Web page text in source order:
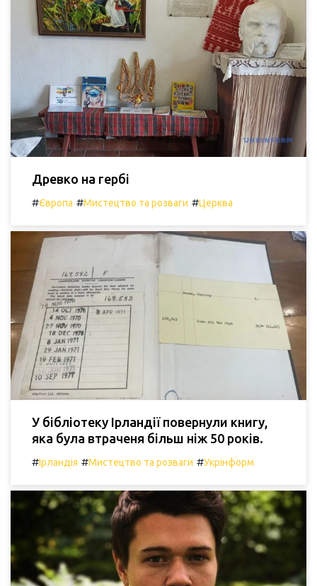
Древко на гербі
#Європа #Мистецтво та розваги #Церква
У бібліотеку Ірландії повернули книгу,
яка була втраченя більш ніж 50 років.
#Ірландія #Мистецтво та розваги #Укрінформ